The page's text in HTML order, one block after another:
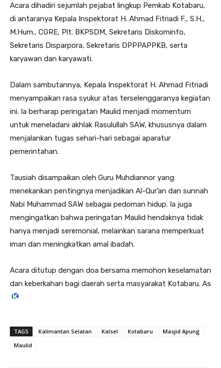
Acara dihadiri sejumlah pejabat lingkup Pemkab Kotabaru,
di antaranya Kepala Inspektorat H. Ahmad Fitriadi F., S.H.,
M.Hum., CGRE, Plt. BKPSDM, Sekretaris Diskominfo,
Sekretaris Disparpora, Sekretaris DPPPAPPKB, serta
karyawan dan karyawati.
Dalam sambutannya, Kepala Inspektorat H. Ahmad Fitriadi
menyampaikan rasa syukur atas terselenggaranya kegiatan
ini. Ia berharap peringatan Maulid menjadi momentum
untuk meneladani akhlak Rasulullah SAW, khususnya dalam
menjalankan tugas sehari-hari sebagai aparatur
pemerintahan.
Tausiah disampaikan oleh Guru Muhdiannor yang
menekankan pentingnya menjadikan Al-Qur’an dan sunnah
Nabi Muhammad SAW sebagai pedoman hidup. Ia juga
mengingatkan bahwa peringatan Maulid hendaknya tidak
hanya menjadi seremonial, melainkan sarana memperkuat
iman dan meningkatkan amal ibadah.
Acara ditutup dengan doa bersama memohon keselamatan
dan keberkahan bagi daerah serta masyarakat Kotabaru. As
TAGS Kalimantan Selatan Kalsel Kotabaru
Masjid Apung
Maulid